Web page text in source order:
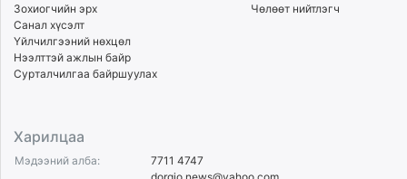
Зохиогчийн эрх
Санал хүсэлт
Үйлчилгээний нөхцөл
Нээлттэй ажлын байр
Сурталчилгаа байршуулах
Чөлөөт нийтлэгч
Харилцаа
Мэдээний алба:
7711 4747